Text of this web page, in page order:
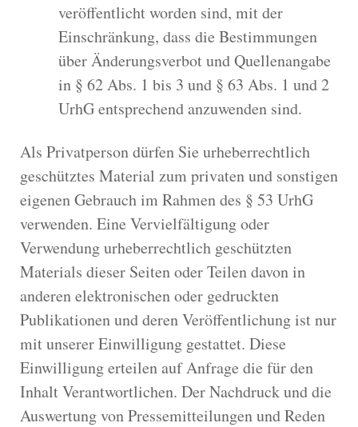
veröffentlicht worden sind, mit der
Einschränkung, dass die Bestimmungen
über Änderungsverbot und Quellenangabe
in § 62 Abs. 1 bis 3 und § 63 Abs. 1 und 2
UrhG entsprechend anzuwenden sind.
Als Privatperson dürfen Sie urheberrechtlich
geschütztes Material zum privaten und sonstigen
eigenen Gebrauch im Rahmen des § 53 UrhG
verwenden. Eine Vervielfältigung oder
Verwendung urheberrechtlich geschützten
Materials dieser Seiten oder Teilen davon in
anderen elektronischen oder gedruckten
Publikationen und deren Veröffentlichung ist nur
mit unserer Einwilligung gestattet. Diese
Einwilligung erteilen auf Anfrage die für den
Inhalt Verantwortlichen. Der Nachdruck und die
Auswertung von Pressemitteilungen und Reden